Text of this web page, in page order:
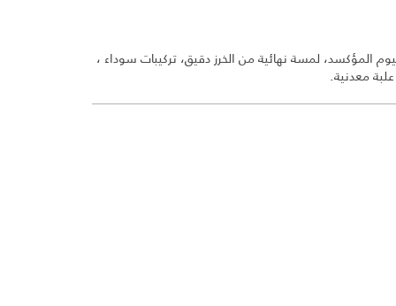
لمسة نهائية من الخرز دقيق، تركيبات سوداء ،